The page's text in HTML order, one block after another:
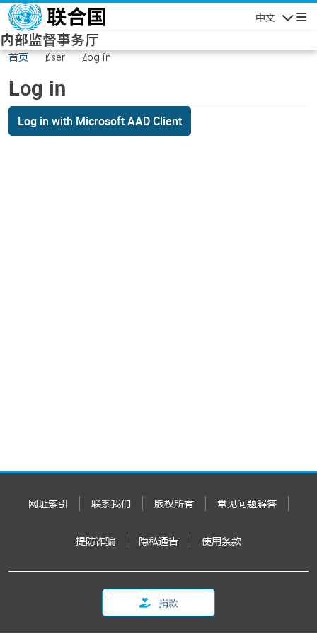
Skip to main content
中文
内部监督事务厅
首页 user Log in
Log in
Log in with Microsoft AAD Client
网址索引 联系我们 版权所有 常见问题解答
提防诈骗 隐私通告 使用条款
捐款